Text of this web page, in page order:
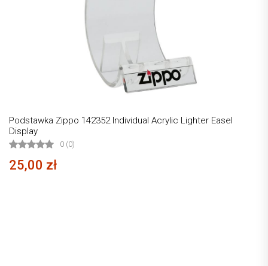
Podstawka Zippo 142352 Individual Acrylic Lighter Easel
Display
0 (0)
25,00 zł